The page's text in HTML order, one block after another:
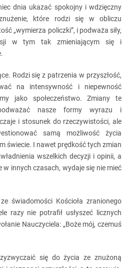
dnia ukazać spokojny i wdzięczny
które rodzi się w obliczu
„wymierza policzki”, i podważa siły,
w tym tak zmieniającym się i
Rodzi się z patrzenia w przyszłość,
na intensywność i niepewność
jako społeczeństwo. Zmiany te
nasze formy wyrazu i
i stosunek do rzeczywistości, ale
samą możliwość życia
świecie. I nawet prędkość tych zmian
wszelkich decyzji i opinii, a
w innych czasach, wydaje się nie mieć
świadomości Kościoła zranionego
razy nie potrafił usłyszeć licznych
Nauczyciela: „Boże mój, czemuś
się do życia ze znużoną